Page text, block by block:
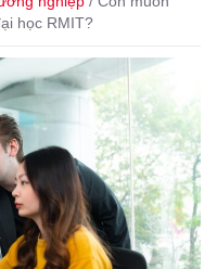
học RMIT?